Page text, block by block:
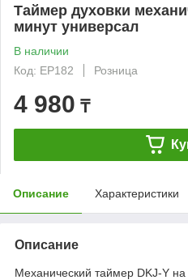
Таймер духовки
минут универсал
В наличии
Код: EP182
Розница
4 980 ₸
Описание Характеристики
Описание
Механический таймер DKJ-Y